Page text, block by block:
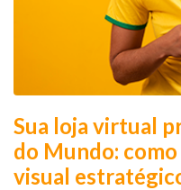
Sua loja virtual
do Mundo:
visual